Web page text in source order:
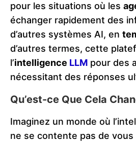
pour les situations où les
échanger rapidement des
d’autres systèmes AI, en
d’autres termes, cette
l’intelligence LLM pour des
nécessitant des réponses
Qu’est-ce Que Cela
Imaginez un monde où
ne se contente pas de